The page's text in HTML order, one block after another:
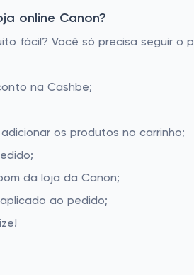
online Canon?
fácil? Você só precisa seguir o
na Cashbe;
os produtos no carrinho;
da loja da Canon;
ao pedido;